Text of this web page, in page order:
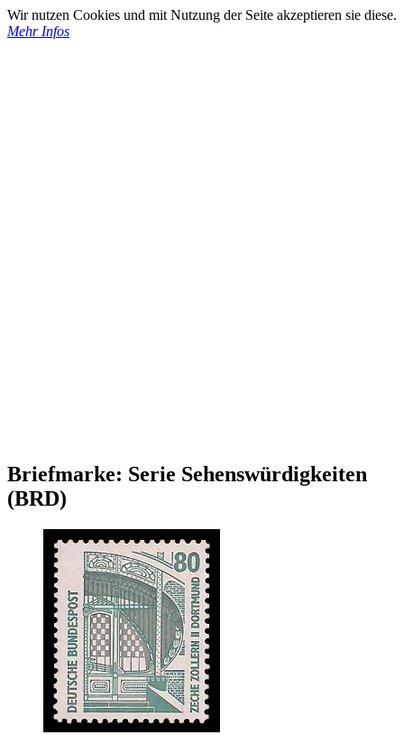
Wir nutzen Cookies und mit Nutzung der Seite akzeptieren sie diese.
Mehr Infos
Briefmarke: Serie Sehenswürdigkeiten
(BRD)